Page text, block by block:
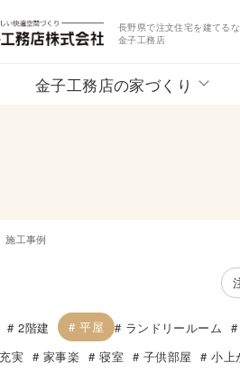
長野県で注文住宅を建てる
金子工務店
金子工務店の家づくり
施工事例
2階建 平屋 ランドリールーム
実
家事楽 寝室 子供部屋 小上